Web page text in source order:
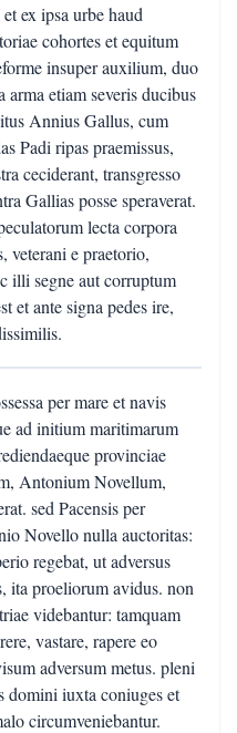
ex ipsa urbe haud
cohortes et equitum
insuper auxilium, duo
etiam severis ducibus
Annius Gallus, cum
Padi ripas praemissus,
ceciderant, transgresso
Gallias posse speraverat.
lecta corpora
veterani e praetorio,
illi segne aut corruptum
et ante signa pedes ire,
per mare et navis
ad initium maritimarum
provinciae
Antonium Novellum,
sed Pacensis per
Novello nulla auctoritas:
regebat, ut adversus
ita proeliorum avidus. non
videbantur: tamquam
vastare, rapere eo
adversum metus. pleni
domini iuxta coniuges et
circumveniebantur.